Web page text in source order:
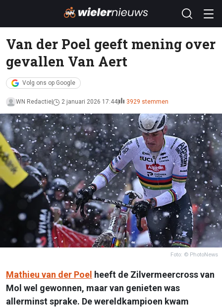
Van der Poel geeft mening over
gevallen Van Aert
Volg ons op Google
WN Redactie 2 januari 2026 17:44 3929 stemmen
Foto: © PhotoNews
Mathieu van der Poel heeft de Zilvermeercross van
Mol wel gewonnen, maar van genieten was
allerminst sprake. De wereldkampioen kwam